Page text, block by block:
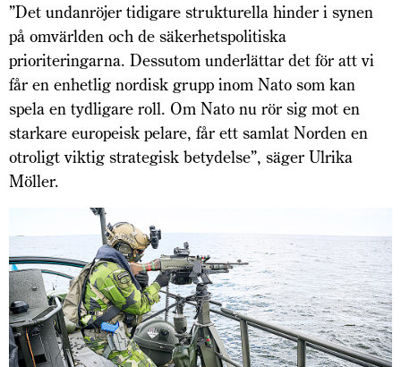
”Det undanröjer tidigare strukturella hinder i synen
på omvärlden och de säkerhetspolitiska
prioriteringarna. Dessutom underlättar det för att vi
får en enhetlig nordisk grupp inom Nato som kan
spela en tydligare roll. Om Nato nu rör sig mot en
starkare europeisk pelare, får ett samlat Norden en
otroligt viktig strategisk betydelse”, säger Ulrika
Möller.